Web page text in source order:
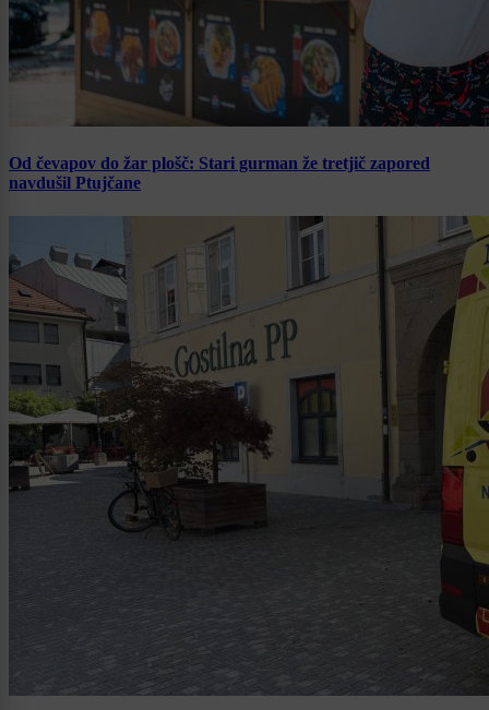
Od čevapov do žar plošč: Stari gurman že tretjič zapored
navdušil Ptujčane